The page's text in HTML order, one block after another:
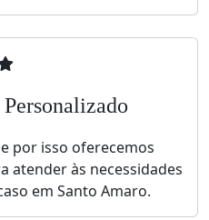
por isso oferecemos
atender às necessidades
em Santo Amaro.